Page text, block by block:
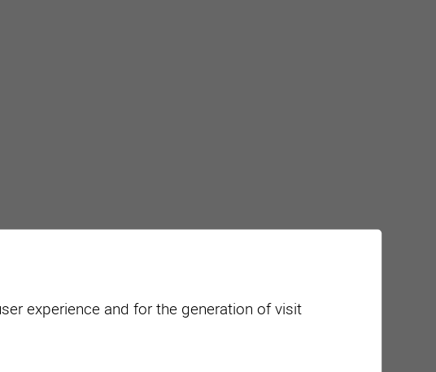
experience and for the generation of visit